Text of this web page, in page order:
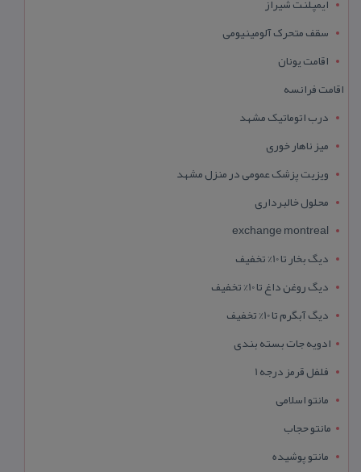
سقف متحرک آلومینیومی
اقامت یونان
اقامت فرانسه
درب اتوماتیک مشهد
میز ناهار خوری
ویزیت پزشک عمومی در منزل مشهد
محلول خالبرداری
exchange montreal
دیگ بخار تا 10% تخفیف
دیگ روغن داغ تا 10% تخفیف
دیگ آبگرم تا 10% تخفیف
ادویه جات بسته بندی
فلفل قرمز درجه 1
مانتو اسلامی
مانتو حجاب
مانتو پوشیده